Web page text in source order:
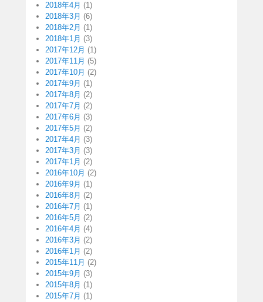
2018年4月 (1)
2018年3月 (6)
2018年2月 (1)
2018年1月 (3)
2017年12月 (1)
2017年11月 (5)
2017年10月 (2)
2017年9月 (1)
2017年8月 (2)
2017年7月 (2)
2017年6月 (3)
2017年5月 (2)
2017年4月 (3)
2017年3月 (3)
2017年1月 (2)
2016年10月 (2)
2016年9月 (1)
2016年8月 (2)
2016年7月 (1)
2016年5月 (2)
2016年4月 (4)
2016年3月 (2)
2016年1月 (2)
2015年11月 (2)
2015年9月 (3)
2015年8月 (1)
2015年7月 (1)